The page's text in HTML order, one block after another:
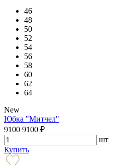
46
48
50
52
54
56
58
60
62
64
New
Юбка "Митчел"
9100 9100 ₽
шт
Купить